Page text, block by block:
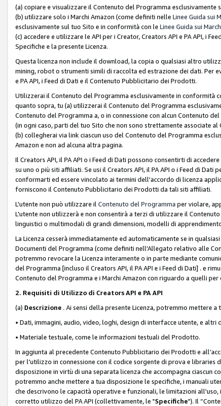
(a) copiare e visualizzare il Contenuto del Programma esclusivamente
(b) utilizzare solo i Marchi Amazon (come definiti nelle Linee Guida sui
esclusivamente sul tuo Sito e in conformità con le Linee Guida sui March
(c) accedere e utilizzare le API per i Creator, Creators API e PA API, i
Specifiche e la presente Licenza.
Questa licenza non include il download, la copia o qualsiasi altro
mining, robot o strumenti simili di raccolta ed estrazione dei dati. Per
e PA API, i Feed di Dati e il Contenuto Pubblicitario dei Prodotti.
Utilizzerai il Contenuto del Programma esclusivamente in conformità
quanto sopra, tu (a) utilizzerai il Contenuto del Programma
Contenuto del Programma a, o in connessione con alcun Contenuto
(in ogni caso, parti del tuo Sito che non sono strettamente associate
(b) collegherai via link ciascun uso del Contenuto del Programma
Amazon e non ad alcuna altra pagina.
Il Creators API, il PA API o i Feed di Dati possono consentirti di
su uno o più siti affiliati. Se usi il Creators API, il PA API o i Feed di
conformarti ed essere vincolato ai termini dell'accordo di licenza
forniscono il Contenuto Pubblicitario dei Prodotti da tali siti affiliati.
L'utente non può utilizzare il Contenuto del Programma per violare,
L'utente non utilizzerà e non consentirà a terzi di utilizzare il
linguistici o multimodali di grandi dimensioni, modelli di
La Licenza cesserà immediatamente ed automaticamente se in
Documenti del Programma (come definiti nell'Allegato relativo alle
potremmo revocare la Licenza interamente o in parte mediante
del Programma [incluso il Creators API, il PA API e i Feed di Dati] . e
Contenuto del Programma e i Marchi Amazon con riguardo a quelli
2. Requisiti di Utilizzo di Creators API e PA API
(a) Descrizione . Ai sensi della presente Licenza, potremmo mettere
• Dati, immagini, audio, video, loghi, design di interfacce utente, e altri
• Materiale testuale, come le informazioni testuali del Prodotto.
In aggiunta al precedente Contenuto Pubblicitario dei Prodotti e
per l'utilizzo in connessione con il codice sorgente di prova e libraries
disposizione in virtù di una separata licenza che accompagna ciascun
potremmo anche mettere a tua disposizione le specifiche, i manuali
che descrivono le capacità operative e funzionali, le limitazioni
corretto utilizzo del PA API (collettivamente, le "Specifiche"). Il